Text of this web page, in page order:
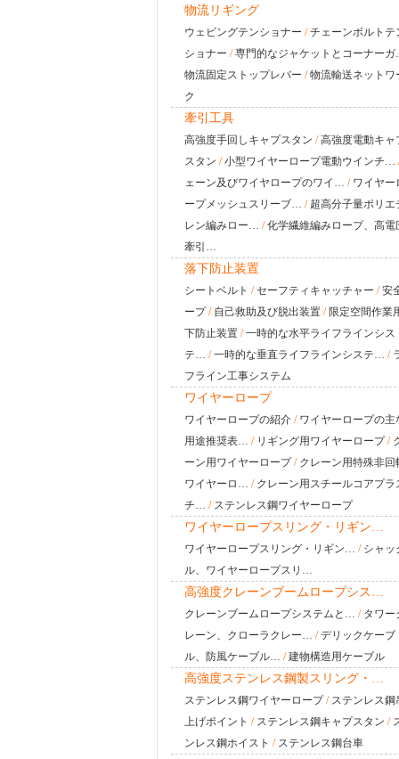
物流リギング
ウェビングテンショナー /チェーンボルトテ
ショナー /専門的なジャケットとコーナー
物流固定ストップレバー /物流輸送ネットワ
ク
牽引工具
高強度手回しキャプスタン /高強度電動キャ
スタン /小型ワイヤーロープ電動ウインチ…
ェーン及びワイヤロープのワイ… / ワイヤー
ープメッシュスリーブ… / 超高分子量ポリエ
レン編みロー… /化学繊維編みロープ、高電
牽引…
落下防止装置
シートベルト /セーフティキャッチャー /安
ープ/ 自己救助及び脱出装置 / 限定空間作業
下防止装置 /一時的な水平ライフラインシス
テ… /一時的な垂直ライフラインシステ… /
フライン工事システム
ワイヤーロープ
ワイヤーロープの紹介 / ワイヤーロープの主
用途推奨表… / リギング用ワイヤーロープ/
ーン用ワイヤーロープ/ クレーン用特殊非回
ワイヤーロ… / クレーン用スチールコアプラ
チ… / ステンレス鋼ワイヤーロープ
ワイヤーロープスリング・リギン…
ワイヤーロープスリング・リギン… / シャッ
ル、ワイヤーロープスリ…
高強度クレーンブームロープシス…
クレーンブームロープシステムと… / タワー
レーン、クローラクレー… /デリックケーブ
ル、防風ケーブル… /建物構造用ケーブル
高強度ステンレス鋼製スリング・…
ステンレス鋼ワイヤーロープ/ ステンレス鋼
上げポイント / ステンレス鋼キャプスタン /
ンレス鋼ホイスト / ステンレス鋼台車